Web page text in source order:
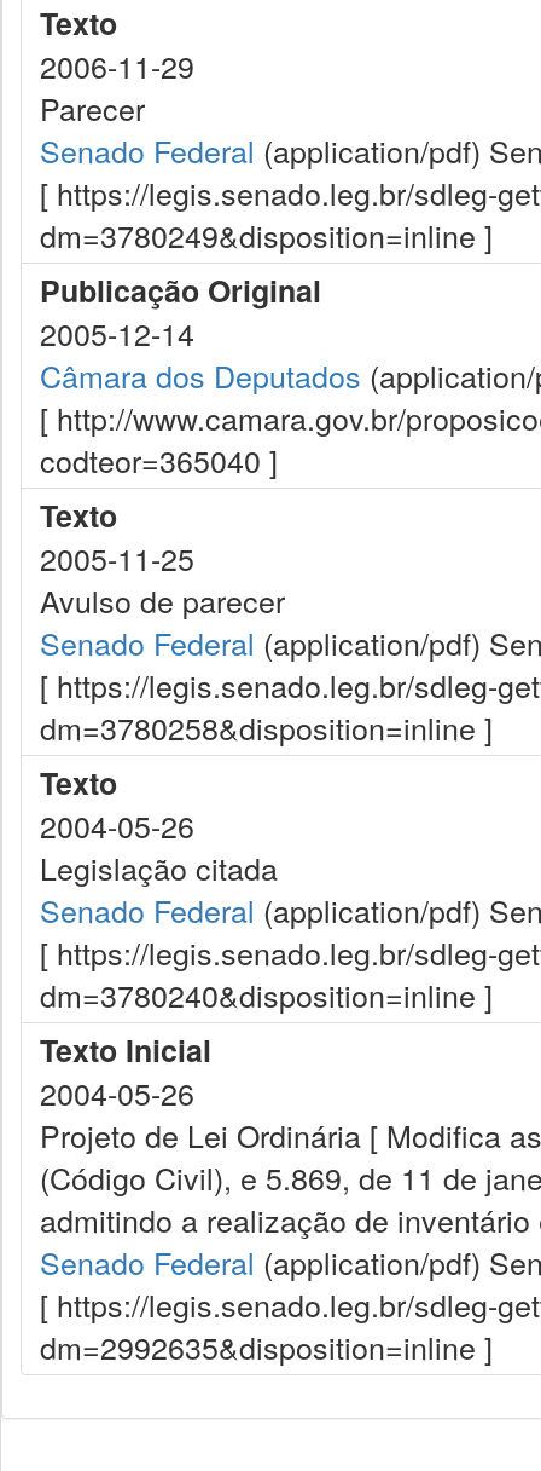
Texto
2006-11-29
Parecer
Senado Federal (application/pdf)
[ https://legis.senado.leg.br/sdleg-
dm=3780249&disposition=inline ]
Publicação Original
2005-12-14
Câmara dos Deputados
[ http://www.camara.gov.br/
codteor=365040 ]
Texto
2005-11-25
Avulso de parecer
Senado Federal (application/pdf)
[ https://legis.senado.leg.br/sdleg-
dm=3780258&disposition=inline ]
Texto
2004-05-26
Legislação citada
Senado Federal (application/pdf)
[ https://legis.senado.leg.br/sdleg-
dm=3780240&disposition=inline ]
Texto Inicial
2004-05-26
Projeto de Lei Ordinária [ Modifica
(Código Civil), e 5.869, de 11 de
admitindo a realização de
Senado Federal (application/pdf)
[ https://legis.senado.leg.br/sdleg-
dm=2992635&disposition=inline ]